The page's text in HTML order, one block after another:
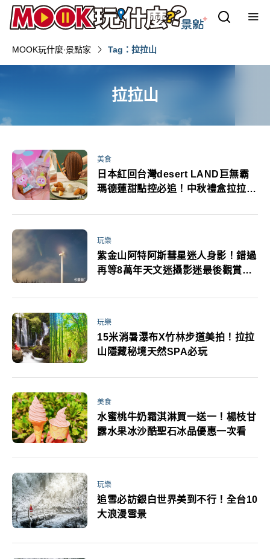
MOOK玩什麼‧景點家 Tag：拉拉山
拉拉山
美食
日本紅回台灣desert LAND巨無霸
瑪德蓮甜點控必追！中秋禮盒拉拉山
玩樂
紫金山阿特阿斯彗星迷人身影！錯過
再等8萬年天文迷攝影迷最後觀賞機
玩樂
15米消暑瀑布X竹林步道美拍！拉拉
山隱藏秘境天然SPA必玩
美食
水蜜桃牛奶霜淇淋買一送一！楊枝甘
露水果冰沙酷聖石冰品優惠一次看
玩樂
追雪必訪銀白世界美到不行！全台10
大浪漫雪景